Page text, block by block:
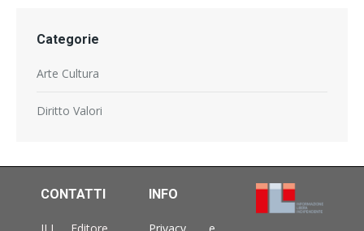
Categorie
Arte Cultura
Diritto Valori
CONTATTI
ILI Editore
INFO
Privacy e